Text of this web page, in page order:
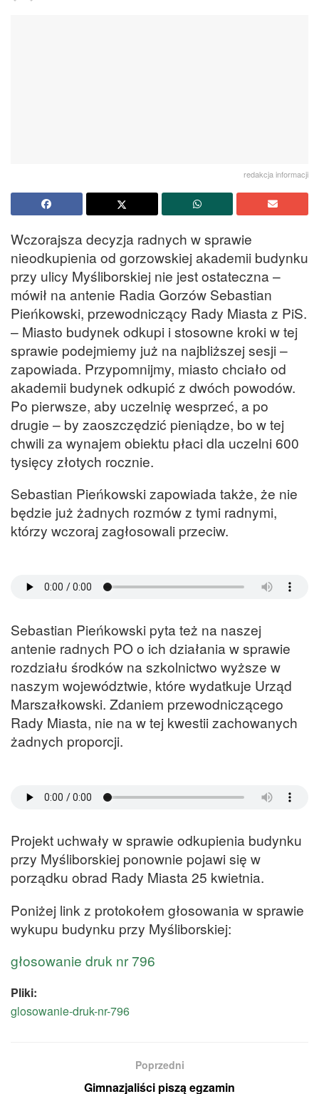
redakcja informacji
Wczorajsza decyzja radnych w sprawie
nieodkupienia od gorzowskiej akademii budynku
przy ulicy Myśliborskiej nie jest ostateczna –
mówił na antenie Radia Gorzów Sebastian
Pieńkowski, przewodniczący Rady Miasta z PiS.
– Miasto budynek odkupi i stosowne kroki w tej
sprawie podejmiemy już na najbliższej sesji –
zapowiada. Przypomnijmy, miasto chciało od
akademii budynek odkupić z dwóch powodów.
Po pierwsze, aby uczelnię wesprzeć, a po
drugie – by zaoszczędzić pieniądze, bo w tej
chwili za wynajem obiektu płaci dla uczelni 600
tysięcy złotych rocznie.
Sebastian Pieńkowski zapowiada także, że nie
będzie już żadnych rozmów z tymi radnymi,
którzy wczoraj zagłosowali przeciw.
Sebastian Pieńkowski pyta też na naszej
antenie radnych PO o ich działania w sprawie
rozdziału środków na szkolnictwo wyższe w
naszym województwie, które wydatkuje Urząd
Marszałkowski. Zdaniem przewodniczącego
Rady Miasta, nie na w tej kwestii zachowanych
żadnych proporcji.
Projekt uchwały w sprawie odkupienia budynku
przy Myśliborskiej ponownie pojawi się w
porządku obrad Rady Miasta 25 kwietnia.
Poniżej link z protokołem głosowania w sprawie
wykupu budynku przy Myśliborskiej:
głosowanie druk nr 796
Pliki:
glosowanie-druk-nr-796
Poprzedni
Gimnazjaliści piszą egzamin